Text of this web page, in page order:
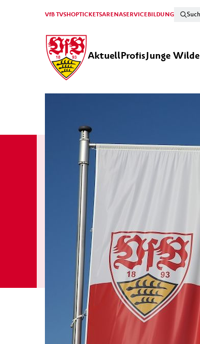
VfB TVSHOPTICKETSARENASERVICEBILDUNG
AktuellProfisJunge Wilde